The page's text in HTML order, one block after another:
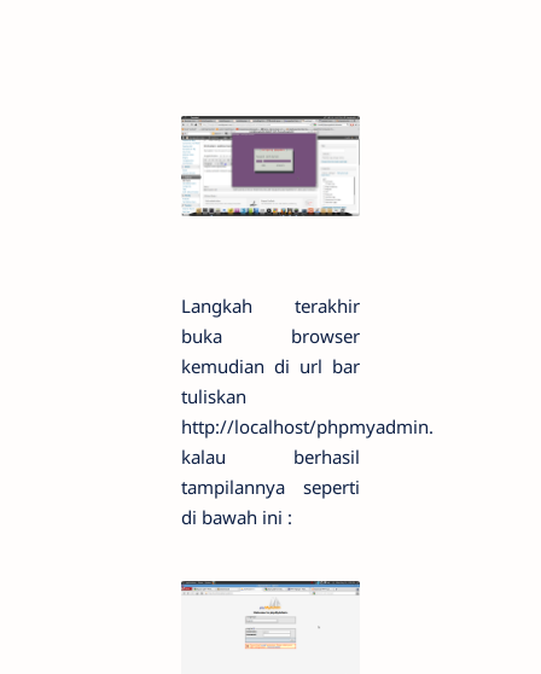
Langkah terakhir
buka browser
kemudian di url bar
tuliskan
http://localhost/phpmyadmin.
kalau berhasil
tampilannya seperti
di bawah ini :